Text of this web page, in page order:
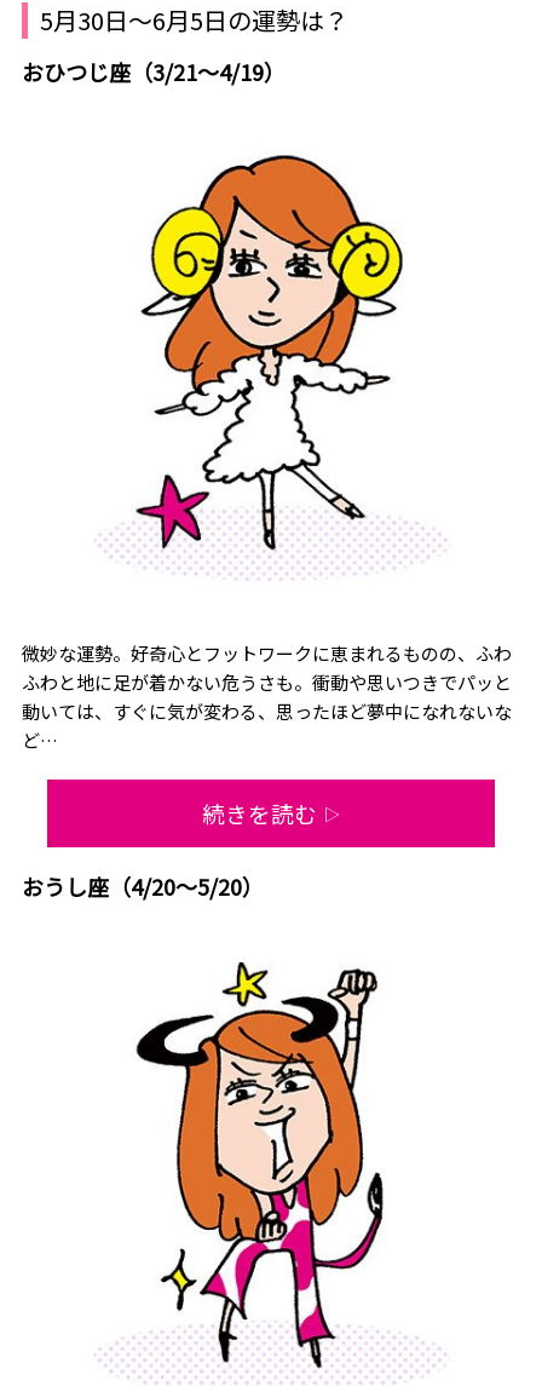
5月30日～6月5日の運勢は？
おひつじ座（3/21～4/19）
微妙な運勢。好奇心とフットワークに恵まれるものの、ふわ
ふわと地に足が着かない危うさも。衝動や思いつきでパッと
動いては、すぐに気が変わる、思ったほど夢中になれないな
ど…
続きを読む ▷
おうし座（4/20～5/20）